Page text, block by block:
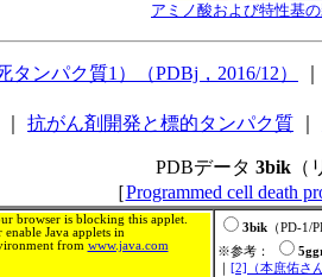
アミノ酸および特性基
ンパク質1）（PDBj，2016/12）
抗がん剤開発と標的タンパク質
PDBデータ 3bik （
［Programmed cell death
browser is blocking this applet.
Java applets in
from www.java.com
3bik （PD-
※参考：
[2]（本庶佑さ